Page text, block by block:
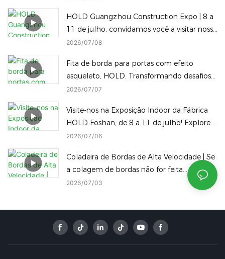
arredondada com apenas um toque.
HOLD Guangzhou Construction Expo | 8 a
11 de julho, convidamos você a visitar nossa
fábrica.
2026 07 08
Fita de borda para portas com efeito
esqueleto, HOLD. Transformando desafios
em destaques.
2026 07 07
Visite-nos na Exposição Indoor da Fábrica
HOLD Foshan, de 8 a 11 de julho! Explore
nossa linha completa de máquinas para
2026 07 06
Coladeira de Bordas de Alta Velocidade | Se
a colagem de bordas não for feita
corretamente, até os melhores painéis
2026 07 03